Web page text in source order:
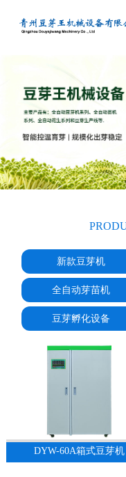
新款豆芽机
全自动芽苗机
豆芽孵化设备
DYW-60A箱式豆芽机